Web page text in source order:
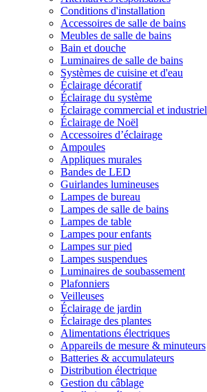
Conditions d'installation
Accessoires de salle de bains
Meubles de salle de bains
Bain et douche
Luminaires de salle de bains
Systèmes de cuisine et d'eau
Éclairage décoratif
Éclairage du système
Éclairage commercial et industriel
Éclairage de Noël
Accessoires d’éclairage
Ampoules
Appliques murales
Bandes de LED
Guirlandes lumineuses
Lampes de bureau
Lampes de salle de bains
Lampes de table
Lampes pour enfants
Lampes sur pied
Lampes suspendues
Luminaires de soubassement
Plafonniers
Veilleuses
Éclairage de jardin
Éclairage des plantes
Alimentations électriques
Appareils de mesure & minuteurs
Batteries & accumulateurs
Distribution électrique
Gestion du câblage